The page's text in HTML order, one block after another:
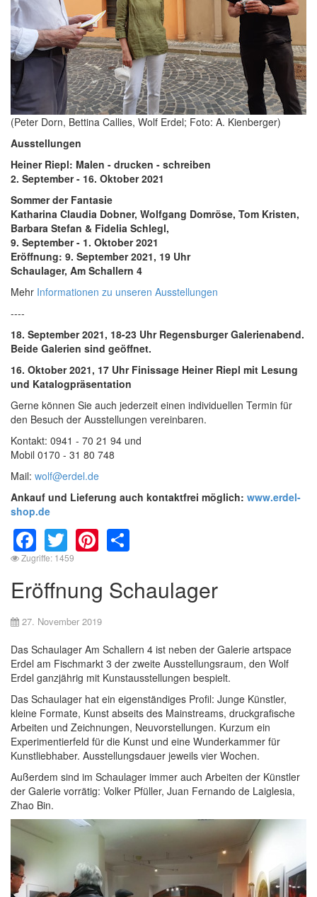
(Peter Dorn, Bettina Callies, Wolf Erdel; Foto: A. Kienberger)
Ausstellungen
Heiner Riepl: Malen - drucken - schreiben
2. September - 16. Oktober 2021
Sommer der Fantasie
Katharina Claudia Dobner, Wolfgang Domröse, Tom Kristen,
Barbara Stefan & Fidelia Schlegl,
9. September - 1. Oktober 2021
Eröffnung: 9. September 2021, 19 Uhr
Schaulager, Am Schallern 4
Mehr Informationen zu unseren Ausstellungen
----
18. September 2021, 18-23 Uhr Regensburger Galerienabend.
Beide Galerien sind geöffnet.
16. Oktober 2021, 17 Uhr Finissage Heiner Riepl mit Lesung
und Katalogpräsentation
Gerne können Sie auch jederzeit einen individuellen Termin für
den Besuch der Ausstellungen vereinbaren.
Kontakt: 0941 - 70 21 94 und
Mobil 0170 - 31 80 748
Mail: wolf@erdel.de
Ankauf und Lieferung auch kontaktfrei möglich: www.erdel-
shop.de
Facebook
TwitterPinterest
Zugriffe: 1459
Eröffnung Schaulager
27. November 2019
Das Schaulager Am Schallern 4 ist neben der Galerie artspace
Erdel am Fischmarkt 3 der zweite Ausstellungsraum, den Wolf
Erdel ganzjährig mit Kunstausstellungen bespielt.
Das Schaulager hat ein eigenständiges Profil: Junge Künstler,
kleine Formate, Kunst abseits des Mainstreams, druckgrafische
Arbeiten und Zeichnungen, Neuvorstellungen. Kurzum ein
Experimentierfeld für die Kunst und eine Wunderkammer für
Kunstliebhaber. Ausstellungsdauer jeweils vier Wochen.
Außerdem sind im Schaulager immer auch Arbeiten der Künstler
der Galerie vorrätig: Volker Pfüller, Juan Fernando de Laiglesia,
Zhao Bin.